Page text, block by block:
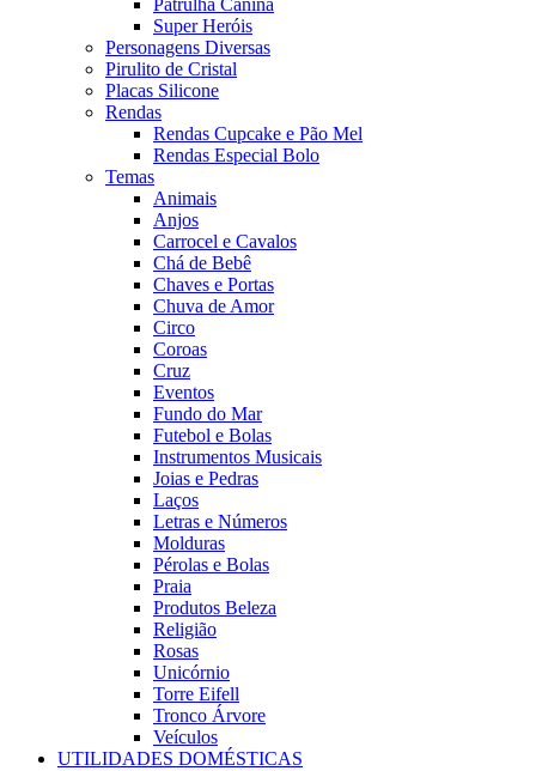
Super Heróis
Personagens Diversas
Pirulito de Cristal
Placas Silicone
Rendas
Rendas Cupcake e Pão Mel
Rendas Especial Bolo
Temas
Animais
Anjos
Carrocel e Cavalos
Chá de Bebê
Chaves e Portas
Chuva de Amor
Circo
Coroas
Cruz
Eventos
Fundo do Mar
Futebol e Bolas
Instrumentos Musicais
Joias e Pedras
Laços
Letras e Números
Molduras
Pérolas e Bolas
Praia
Produtos Beleza
Religião
Rosas
Unicórnio
Torre Eifell
Tronco Árvore
Veículos
UTILIDADES DOMÉSTICAS